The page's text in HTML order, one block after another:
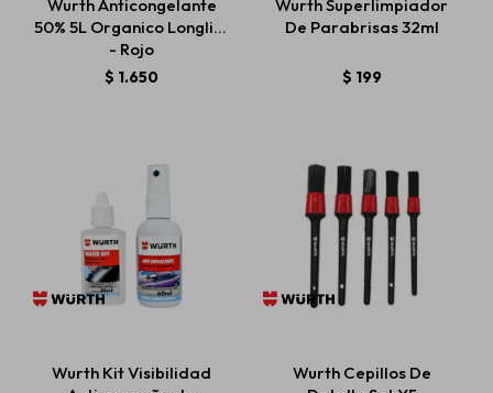
Wurth Anticongelante
50% 5L Organico Longlife
- Rojo
$ 1.650
Wurth Superlimpiador
De Parabrisas 32ml
$ 199
Wurth Kit Visibilidad
Wurth Cepillos De